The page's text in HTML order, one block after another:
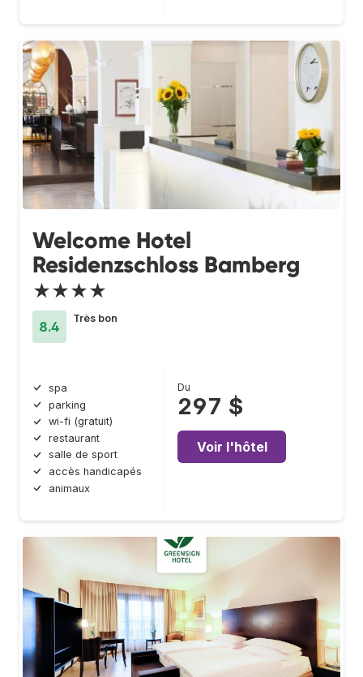
Welcome Hotel
Residenzschloss Bamberg
★★★★
8.4
Très bon
spa
parking
wi-fi (gratuit)
restaurant
salle de sport
accès handicapés
animaux
Du
297 $
Voir l'hôtel